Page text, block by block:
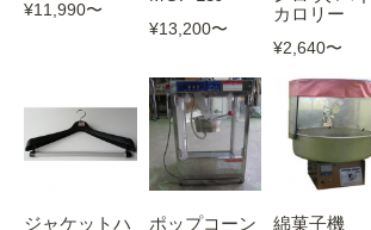
¥11,990〜
¥13,200〜
カロリー
¥2,640〜
ジャケットハ
ポップコーン
綿菓子機